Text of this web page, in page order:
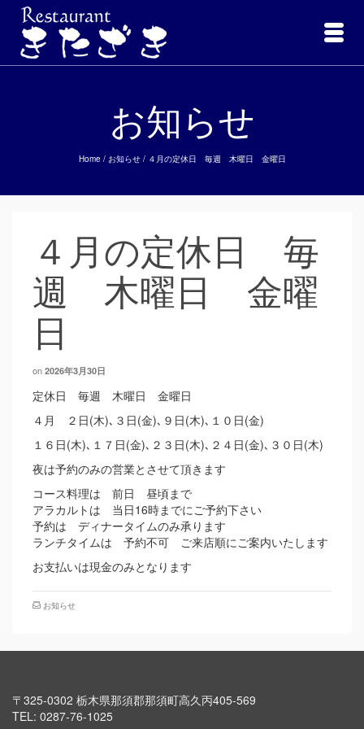
お知らせ
Home / お知らせ / ４月の定休日 毎週 木曜日 金曜日
４月の定休日 毎
週 木曜日 金曜
日
on 2026年3月30日
定休日 毎週 木曜日 金曜日
４月 ２日(木)､３日(金)､９日(木)､１０日(金)
１６日(木)､１７日(金)､２３日(木)､２４日(金)､３０日(木)
夜は予約のみの営業とさせて頂きます
コース料理は 前日 昼頃まで
アラカルトは 当日16時までにご予約下さい
予約は ディナータイムのみ承ります
ランチタイムは 予約不可 ご来店順にご案内いたします
お支払いは現金のみとなります
お知らせ
〒325-0302 栃木県那須郡那須町高久丙405-569
TEL: 0287-76-1025